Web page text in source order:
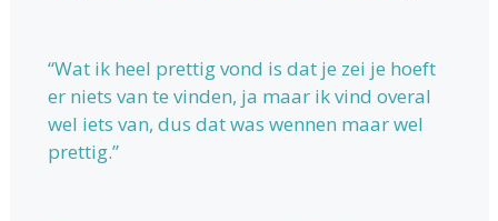
“Wat ik heel prettig vond is dat je zei je hoeft
er niets van te vinden, ja maar ik vind overal
wel iets van, dus dat was wennen maar wel
prettig.”